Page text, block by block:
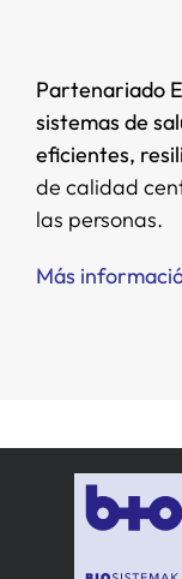
Partenariado
sistemas de
eficientes,
de calidad
las personas.
Más